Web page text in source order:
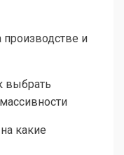
и
выбрать
какие